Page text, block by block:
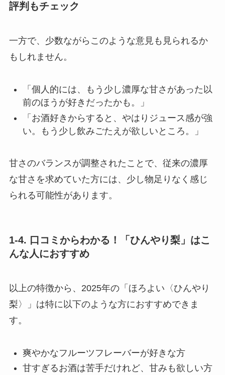
評判もチェック
一方で、少数ながらこのような意見も見られるか
もしれません。
「個人的には、もう少し濃厚な甘さがあった以
前のほうが好きだったかも。」
「お酒好きからすると、やはりジュース感が強
い。もう少し飲みごたえが欲しいところ。」
甘さのバランスが調整されたことで、従来の濃厚
な甘さを求めていた方には、少し物足りなく感じ
られる可能性があります。
1-4. 口コミからわかる！「ひんやり梨」はこ
んな人におすすめ
以上の特徴から、2025年の「ほろよい〈ひんやり
梨〉」は特に以下のような方におすすめできま
す。
爽やかなフルーツフレーバーが好きな方
甘すぎるお酒は苦手だけれど、甘みも欲しい方